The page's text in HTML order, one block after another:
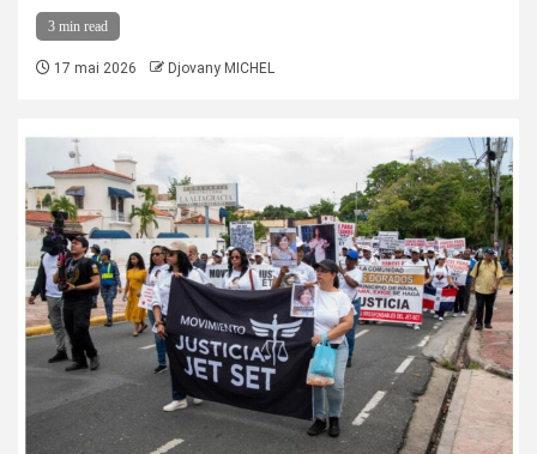
3 min read
17 mai 2026 Djovany MICHEL